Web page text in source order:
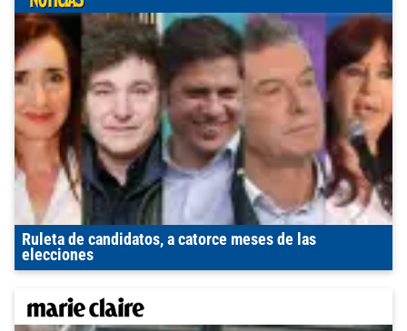
Ruleta de candidatos, a catorce meses de las
elecciones